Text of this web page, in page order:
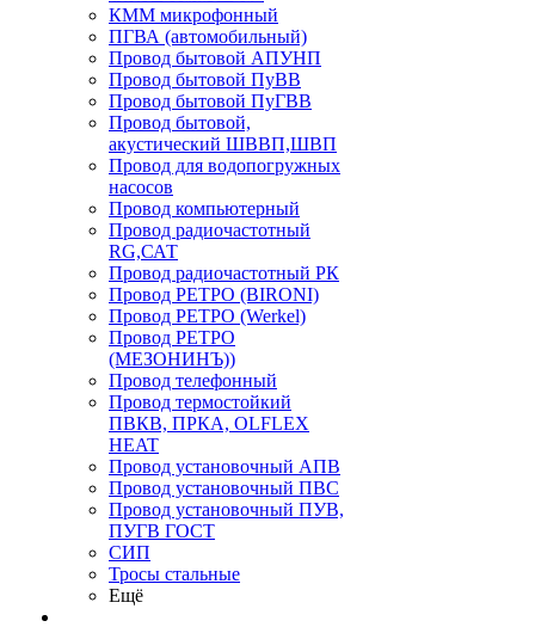
КММ микрофонный
ПГВА (автомобильный)
Провод бытовой АПУНП
Провод бытовой ПуВВ
Провод бытовой ПуГВВ
Провод бытовой,
акустический ШВВП,ШВП
Провод для водопогружных
насосов
Провод компьютерный
Провод радиочастотный
RG,САТ
Провод радиочастотный РК
Провод РЕТРО (BIRONI)
Провод РЕТРО (Werkel)
Провод РЕТРО
(МЕЗОНИНЪ))
Провод телефонный
Провод термостойкий
ПВКВ, ПРКА, OLFLEX
HEAT
Провод установочный АПВ
Провод установочный ПВС
Провод установочный ПУВ,
ПУГВ ГОСТ
СИП
Тросы стальные
Ещё